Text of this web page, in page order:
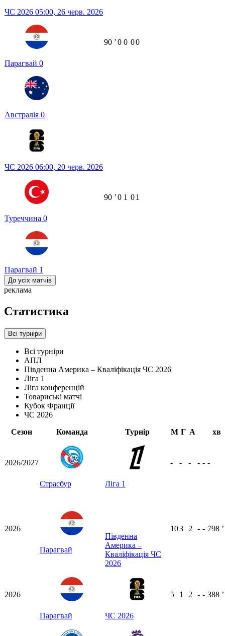
ЧС 2026 05:00, 26 черв. 2026
Парагвай 0
Австралія 0
90 ʼ0 0 00
ЧС 2026 06:00, 20 черв. 2026
Туреччина 0
Парагвай 1
90 ʼ0 1 01
До усіх матчів
реклама
Статистика
Всі турніри
Всі турніри
АПЛ
Південна Америка – Кваліфікація ЧС 2026
Ліга 1
Ліга конференцій
Товариські матчі
Кубок Франції
ЧС 2026
Сезон
Команда Турнір М Г А хв
2026/2027
Страсбур Ліга 1
- - - - - -
2026
Парагвай
Південна
Америка –
Кваліфікація ЧС
2026
103 2 - - 798 ʼ
2026
Парагвай ЧС 2026
5 1 2 - - 388 ʼ